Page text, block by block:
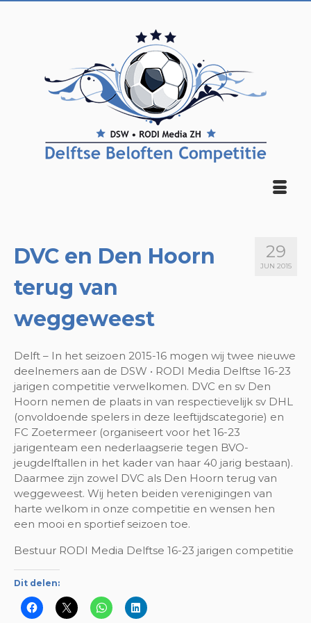
29
JUN 2015
DVC en Den Hoorn
terug van
weggeweest
Delft – In het seizoen 2015-16 mogen wij twee nieuwe
deelnemers aan de DSW • RODI Media Delftse 16-23
jarigen competitie verwelkomen. DVC en sv Den
Hoorn nemen de plaats in van respectievelijk sv DHL
(onvoldoende spelers in deze leeftijdscategorie) en
FC Zoetermeer (organiseert voor het 16-23
jarigenteam een nederlaagserie tegen BVO-
jeugdelftallen in het kader van haar 40 jarig bestaan).
Daarmee zijn zowel DVC als Den Hoorn terug van
weggeweest. Wij heten beiden verenigingen van
harte welkom in onze competitie en wensen hen
een mooi en sportief seizoen toe.
Bestuur RODI Media Delftse 16-23 jarigen competitie
Dit delen: